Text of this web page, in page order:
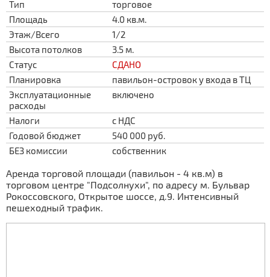
Тип
торговое
Площадь
4.0 кв.м.
Этаж/Всего
1/2
Высота потолков
3.5 м.
Статус
СДАНО
Планировка
павильон-островок у входа в ТЦ
Эксплуатационные
расходы
включено
Налоги
с НДС
Годовой бюджет
540 000 руб.
БЕЗ комиссии
собственник
Аренда торговой площади (павильон - 4 кв.м) в
торговом центре "Подсолнухи", по адресу м. Бульвар
Рокоссовского, Открытое шоссе, д.9. Интенсивный
пешеходный трафик.